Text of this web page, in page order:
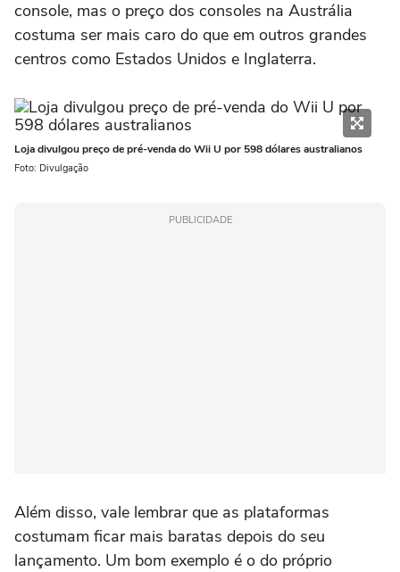
console, mas o preço dos consoles na Austrália
costuma ser mais caro do que em outros grandes
centros como Estados Unidos e Inglaterra.
Loja divulgou preço de pré-venda do Wii U por 598 dólares australianos
Foto: Divulgação
PUBLICIDADE
Além disso, vale lembrar que as plataformas
costumam ficar mais baratas depois do seu
lançamento. Um bom exemplo é o do próprio